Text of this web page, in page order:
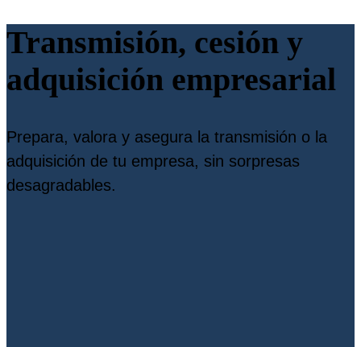
Transmisión, cesión y
adquisición empresarial
Prepara, valora y asegura la transmisión o la
adquisición de tu empresa, sin sorpresas
desagradables.